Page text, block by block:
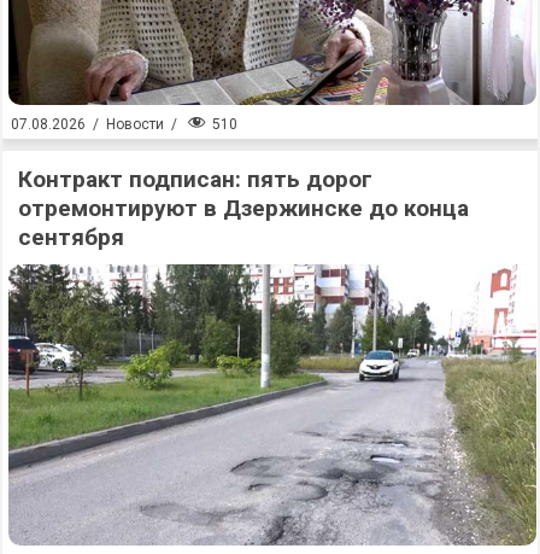
07.08.2026 / Новости / 510
Контракт подписан: пять дорог
отремонтируют в Дзержинске до конца
сентября